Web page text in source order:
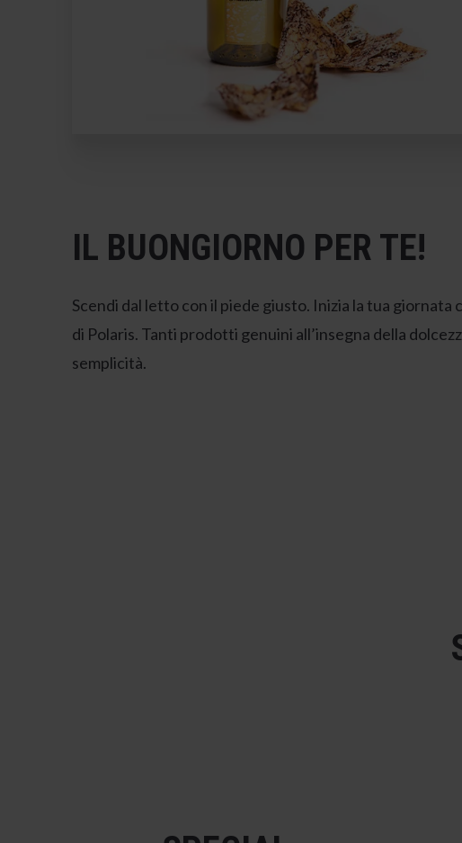
IL BUONGIORNO PER TE!
Scendi dal letto con il piede giusto. Inizia la tua giornata
di Polaris. Tanti prodotti genuini all’insegna della
semplicità.